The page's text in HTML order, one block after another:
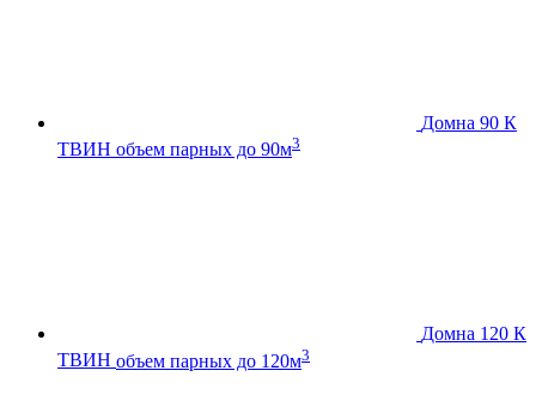
Домна 90 К
ТВИН объем парных до 90м3
Домна 120 К
ТВИН объем парных до 120м3